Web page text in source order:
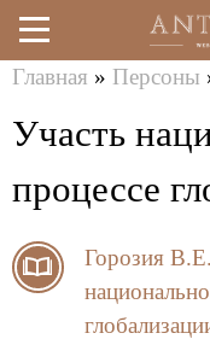
к
здесь
Главная » Персоны
Участь
процессе
Горозия В.Е.